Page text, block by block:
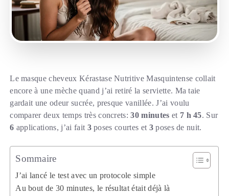
Le masque cheveux Kérastase Nutritive Masquintense collait
encore à une mèche quand j’ai retiré la serviette. Ma taie
gardait une odeur sucrée, presque vanillée. J’ai voulu
comparer deux temps très concrets:30 minutes et 7 h 45. Sur
6 applications, j’ai fait 3poses courtes et 3poses de nuit.
Sommaire
J’ai lancé le test avec un protocole simple
Au bout de 30 minutes, le résultat était déjà là